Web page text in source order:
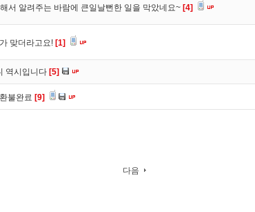
서 알려주는 바람에 큰일날뻔한 일을 막았네요~ [4]
맞더라고요! [1]
역시입니다 [5]
불완료 [9]
다음